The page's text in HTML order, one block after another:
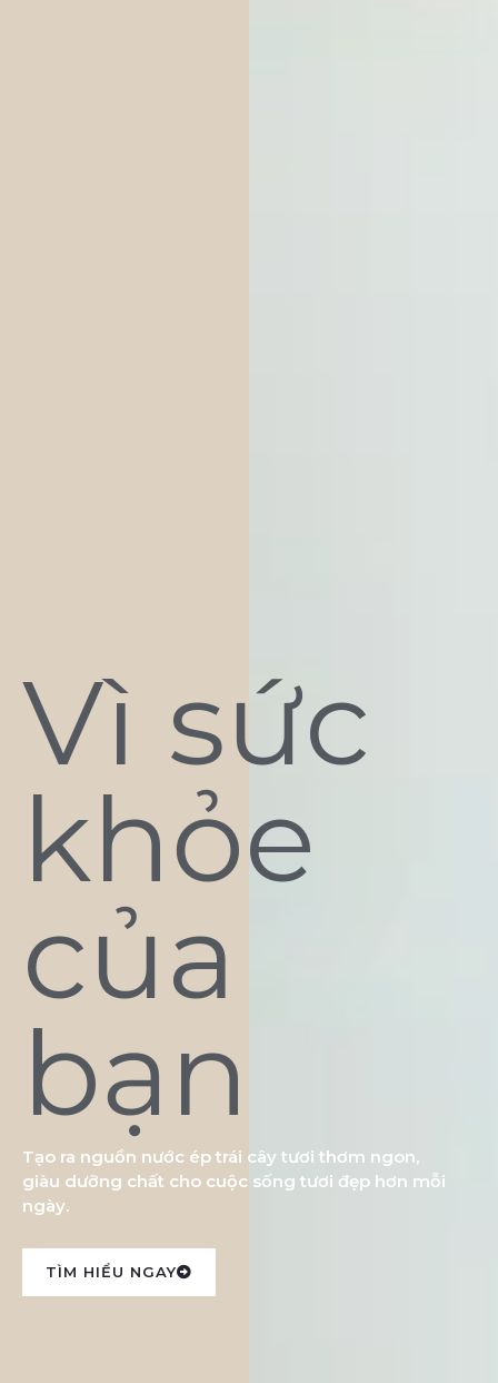
Vì sức
khỏe
của
bạn
Tạo ra nguồn nước ép trái cây tươi thơm ngon,
giàu dưỡng chất cho cuộc sống tươi đẹp hơn mỗi
ngày.
TÌM HIỂU NGAY